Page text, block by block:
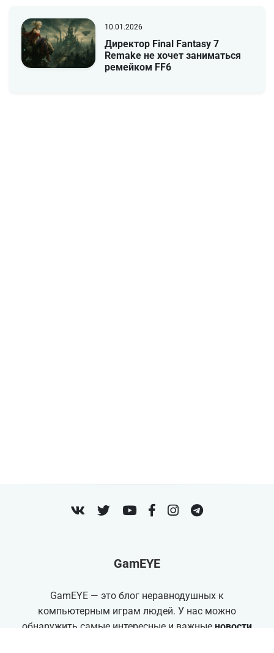
10.01.2026
Директор Final Fantasy 7
Remake не хочет заниматься
ремейком FF6
GamEYE
GamEYE — это блог неравнодушных к
компьютерным играм людей. У нас можно
обнаружить самые интересные и важные новости